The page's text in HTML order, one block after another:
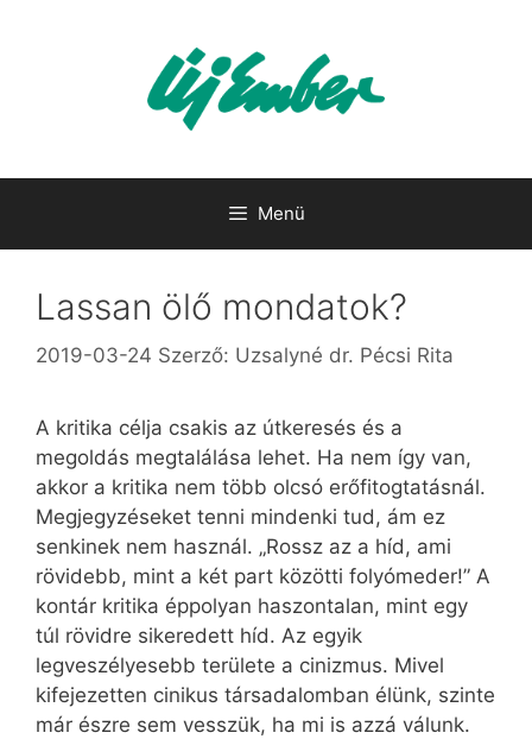
Menü
Lassan ölő mondatok?
2019-03-24 Szerző: Uzsalyné dr. Pécsi Rita
A kritika célja csakis az útkeresés és a
megoldás megtalálása lehet. Ha nem így van,
akkor a kritika nem több olcsó erőfitogtatásnál.
Megjegyzéseket tenni mindenki tud, ám ez
senkinek nem használ. „Rossz az a híd, ami
rövidebb, mint a két part közötti folyómeder!” A
kontár kritika éppolyan haszontalan, mint egy
túl rövidre sikeredett híd. Az egyik
legveszélyesebb területe a cinizmus. Mivel
kifejezetten cinikus társadalomban élünk, szinte
már észre sem vesszük, ha mi is azzá válunk.